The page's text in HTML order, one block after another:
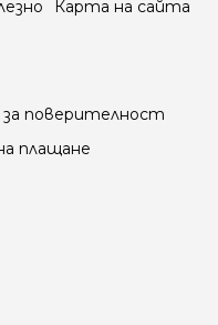
Карта на сайта
поверителност
плащане